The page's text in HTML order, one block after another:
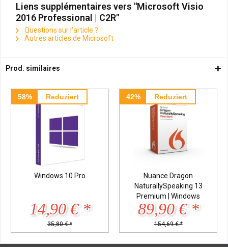
Liens supplémentaires vers "Microsoft Visio
2016 Professional | C2R"
Questions sur l'article ?
Autres articles de Microsoft
Prod. similaires
58% Reduziert
Windows 10 Pro
14,90 € *
35,80 € *
42% Reduziert
Nuance Dragon
NaturallySpeaking 13
Premium | Windows
89,90 € *
154,69 € *